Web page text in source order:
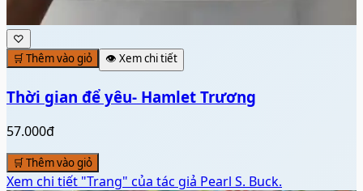
♡
🛒 Thêm vào giỏ
👁️ Xem chi tiết
Thời gian để yêu- Hamlet Trương
57.000đ
🛒 Thêm vào giỏ
Xem chi tiết "Trang" của tác giả Pearl S. Buck.